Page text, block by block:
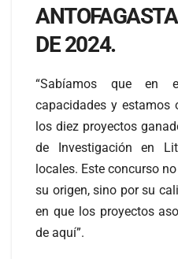
DE 2024.
“Sabíamos que en
capacidades y estamos
los diez proyectos
de Investigación en
locales. Este concurso
su origen, sino por su
en que los proyectos
de aquí”.